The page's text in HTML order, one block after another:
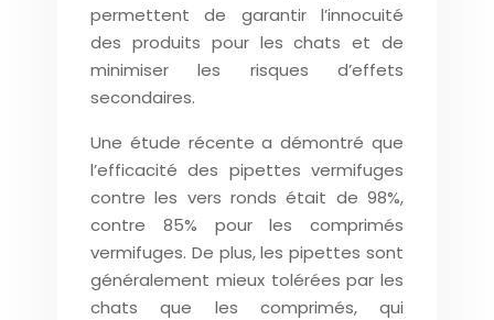
permettent de garantir l’innocuité
des produits pour les chats et de
minimiser les risques d’effets
secondaires.
Une étude récente a démontré que
l’efficacité des pipettes vermifuges
contre les vers ronds était de 98%,
contre 85% pour les comprimés
vermifuges. De plus, les pipettes sont
généralement mieux tolérées par les
chats que les comprimés, qui